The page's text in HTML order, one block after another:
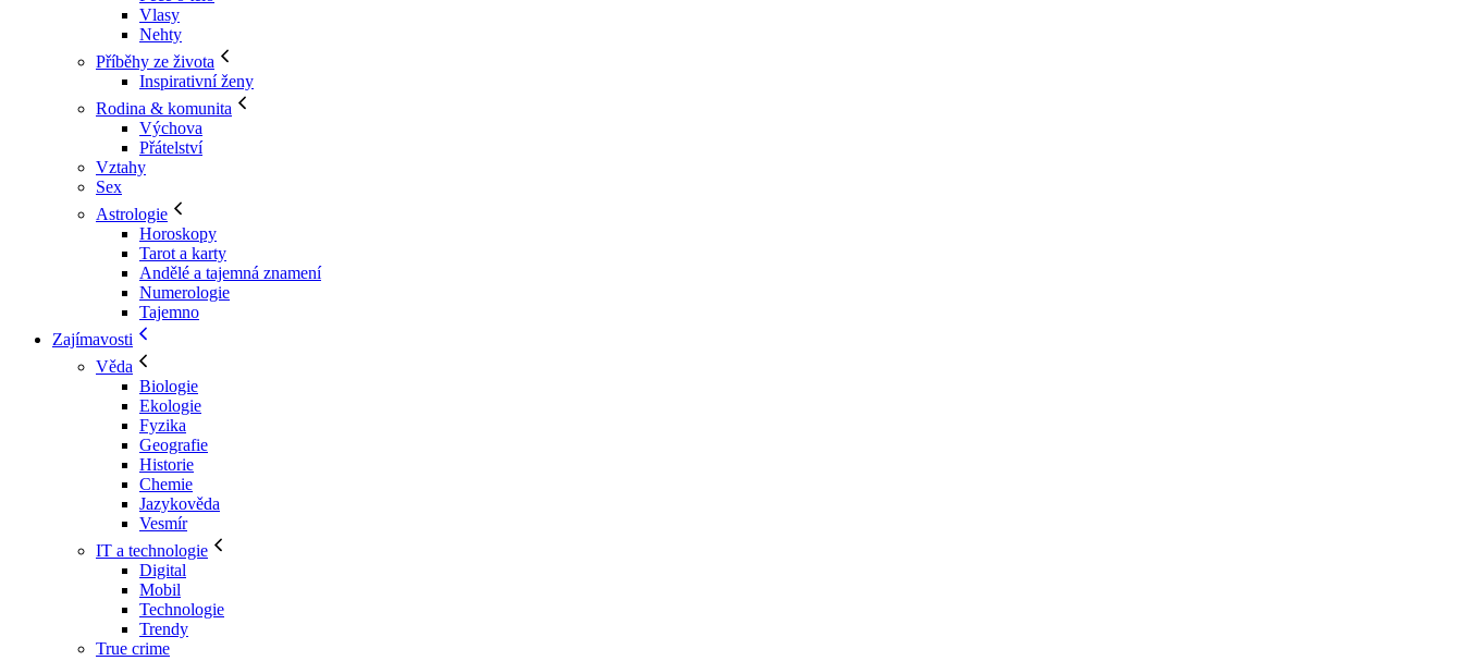
Vlasy
Nehty
Příběhy ze života
Inspirativní ženy
Rodina & komunita
Výchova
Přátelství
Vztahy
Sex
Astrologie
Horoskopy
Tarot a karty
Andělé a tajemná znamení
Numerologie
Tajemno
Zajímavosti
Věda
Biologie
Ekologie
Fyzika
Geografie
Historie
Chemie
Jazykověda
Vesmír
IT a technologie
Digital
Mobil
Technologie
Trendy
True crime